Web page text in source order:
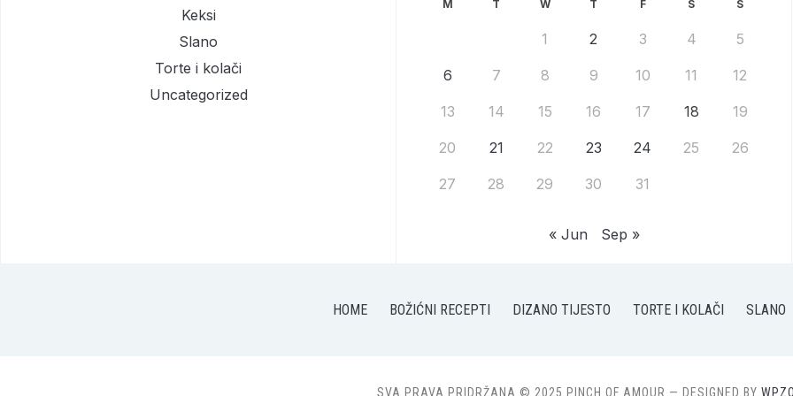
Keksi
Slano
Torte i kolači
Uncategorized
M T W T F S S
1 2 3 4 5
6 7 8 9 10 11 12
13 14 15 16 17 18 19
20 21 22 23 24 25 26
27 28 29 30 31
« Jun Sep »
HOME BOŽIĆNI RECEPTI DIZANO TIJESTO TORTE I KOLAČI SLANO
SVA PRAVA PRIDRŽANA © 2025 PINCH OF AMOUR — DESIGNED BY